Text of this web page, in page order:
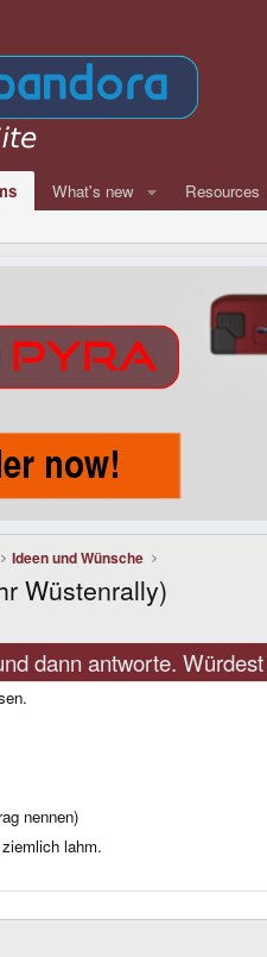
What's new Resources
Ideen und Wünsche
Wüstenrally)
dann antworte.
nennen)
lahm.